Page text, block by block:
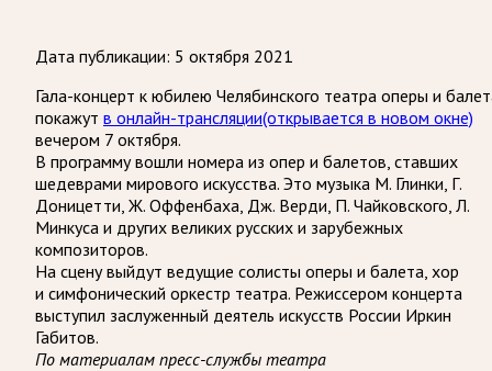
Дата публикации: 5 октября 2021
Гала-концерт к юбилею Челябинского театра оперы и
покажут в онлайн-трансляции(открывается в новом окне)
вечером 7 октября.
В программу вошли номера из опер и балетов, ставших
шедеврами мирового искусства. Это музыка М. Глинки, Г.
Доницетти, Ж. Оффенбаха, Дж. Верди, П. Чайковского, Л.
Минкуса и других великих русских и зарубежных
композиторов.
На сцену выйдут ведущие солисты оперы и балета, хор
и симфонический оркестр театра. Режиссером концерта
выступил заслуженный деятель искусств России Иркин
Габитов.
По материалам пресс-службы театра